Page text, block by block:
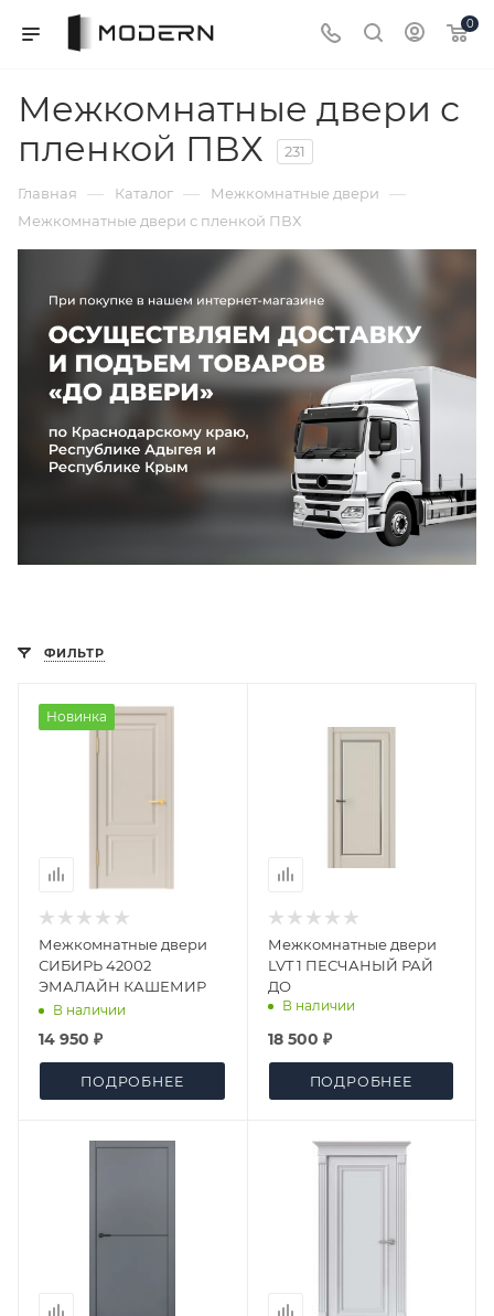
0
Межкомнатные двери с
пленкой ПВХ
231
Главная — Каталог — Межкомнатные двери —
Межкомнатные двери с пленкой ПВХ
ФИЛЬТР
Новинка
Межкомнатные двери
СИБИРЬ 42002
ЭМАЛАЙН КАШЕМИР
В наличии
14 950 ₽
ПОДРОБНЕЕ
Межкомнатные двери
LVT 1 ПЕСЧАНЫЙ РАЙ
ДО
В наличии
18 500 ₽
ПОДРОБНЕЕ